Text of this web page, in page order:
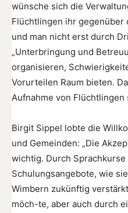
wünsche sich die
Flüchtlingen ihr gegenüber
und man nicht erst durch
„Unterbringung und
organisieren,
Vorurteilen Raum bieten.
Aufnahme von Flüchtlingen
Birgit Sippel lobte die
und Gemeinden: „Die
wichtig. Durch
Schulungsangebote, wie
Wimbern zukünftig
möch-te, aber auch durch